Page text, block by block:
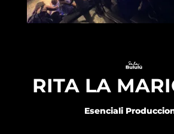
RITA LA
Esenciali